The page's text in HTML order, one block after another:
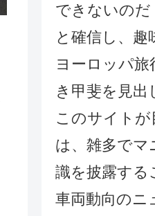
できないのだ
と確信し、趣
ヨーロッパ旅
き甲斐を見出
このサイト
は、雑多でマ
識を披露する
車両動向のニ